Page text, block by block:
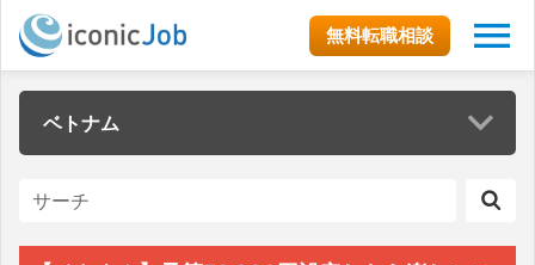
無料転職相談
ベトナム